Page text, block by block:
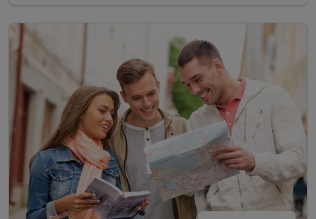
inkl. Aktivzeit in unserem Fitnessraum